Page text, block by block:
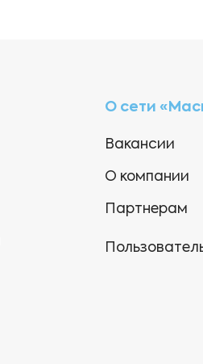
О сети
Вакансии
О компании
Партнерам